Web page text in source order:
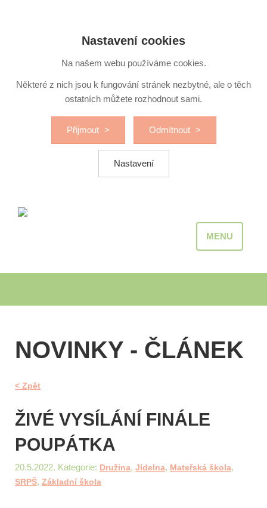
Nastavení cookies
Na našem webu používáme cookies.
Některé z nich jsou k fungování stránek nezbytné, ale o těch
ostatních můžete rozhodnout sami.
Přijmout Odmítnout
Nastavení
MENU
NOVINKY - ČLÁNEK
< Zpět
ŽIVÉ VYSÍLÁNÍ FINÁLE
POUPÁTKA
20.5.2022. Kategorie: Družina, Jídelna, Mateřská škola,
SRPŠ, Základní škola